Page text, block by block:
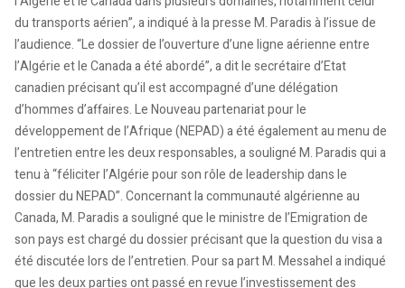
du transports aérien”, a indiqué à la presse M. Paradis à l’issue de
l’audience. “Le dossier de l’ouverture d’une ligne aérienne entre
l’Algérie et le Canada a été abordé”, a dit le secrétaire d’Etat
canadien précisant qu’il est accompagné d’une délégation
d’hommes d’affaires. Le Nouveau partenariat pour le
développement de l’Afrique (NEPAD) a été également au menu de
l’entretien entre les deux responsables, a souligné M. Paradis qui a
tenu à “féliciter l’Algérie pour son rôle de leadership dans le
dossier du NEPAD”. Concernant la communauté algérienne au
Canada, M. Paradis a souligné que le ministre de l’Emigration de
son pays est chargé du dossier précisant que la question du visa a
été discutée lors de l’entretien. Pour sa part M. Messahel a indiqué
que les deux parties ont passé en revue l’investissement des